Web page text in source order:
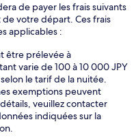
de payer les frais suivants
votre départ. Ces frais
applicables :
être prélevée à
varie de 100 à 10 000 JPY
le tarif de la nuitée.
exemptions peuvent
veuillez contacter
indiquées sur la